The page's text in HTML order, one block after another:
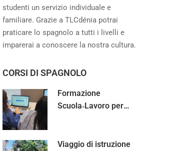
studenti un servizio individuale e
familiare. Grazie a TLCdénia potrai
praticare lo spagnolo a tutti i livelli e
imparerai a conoscere la nostra cultura.
CORSI DI SPAGNOLO
Formazione
Scuola‑Lavoro per
Viaggio di istruzione